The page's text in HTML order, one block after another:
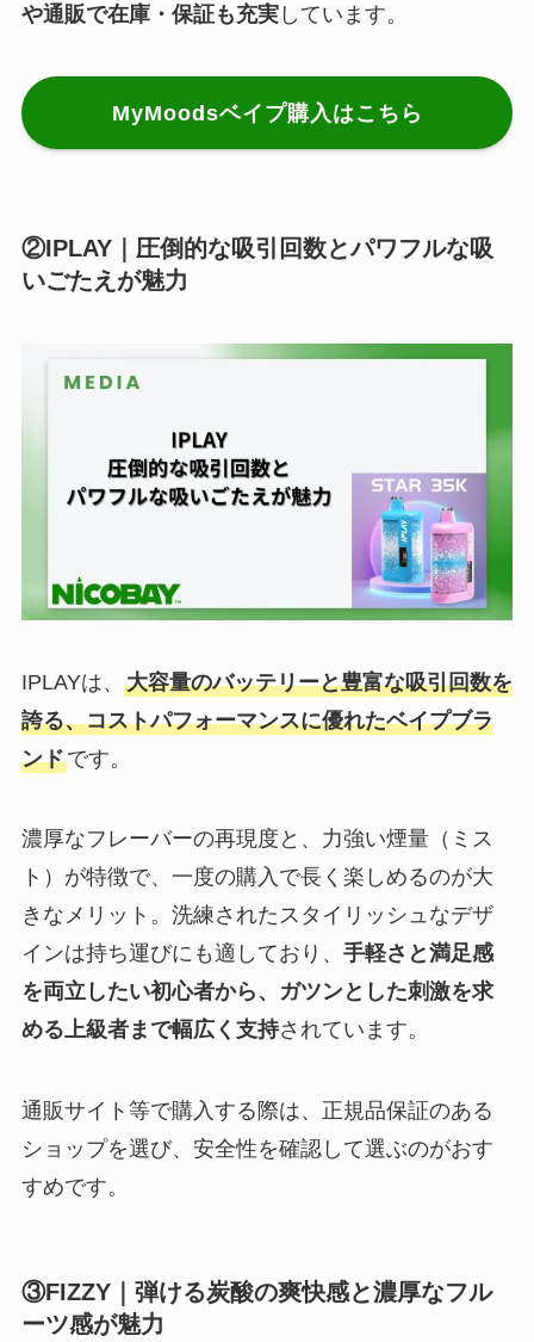
や通販で在庫・保証も充実しています。
MyMoodsベイプ購入はこちら
②IPLAY｜圧倒的な吸引回数とパワフルな吸
いごたえが魅力
IPLAYは、 大容量のバッテリーと豊富な吸引回数を
誇る、コストパフォーマンスに優れたベイプブラ
ンドです。
濃厚なフレーバーの再現度と、力強い煙量（ミス
ト）が特徴で、一度の購入で長く楽しめるのが大
きなメリット。洗練されたスタイリッシュなデザ
インは持ち運びにも適しており、 手軽さと満足感
を両立したい初心者から、ガツンとした刺激を求
める上級者まで幅広く支持されています。
通販サイト等で購入する際は、正規品保証のある
ショップを選び、安全性を確認して選ぶのがおす
すめです。
③FIZZY｜弾ける炭酸の爽快感と濃厚なフル
ーツ感が魅力